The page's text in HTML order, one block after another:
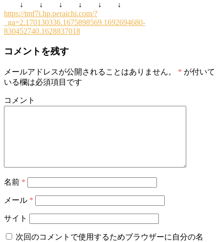
↓ ↓ ↓ ↓ ↓ ↓
https://tmf7i.hp.peraichi.com/?
_ga=2.170130336.1675898569.1692694680-
830452740.1628837018
コメントを残す
メールアドレスが公開されることはありません。 * が付いて
いる欄は必須項目です
コメント
名前 *
メール *
サイト
次回のコメントで使用するためブラウザーに自分の名